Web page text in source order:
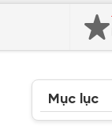
Mục lục